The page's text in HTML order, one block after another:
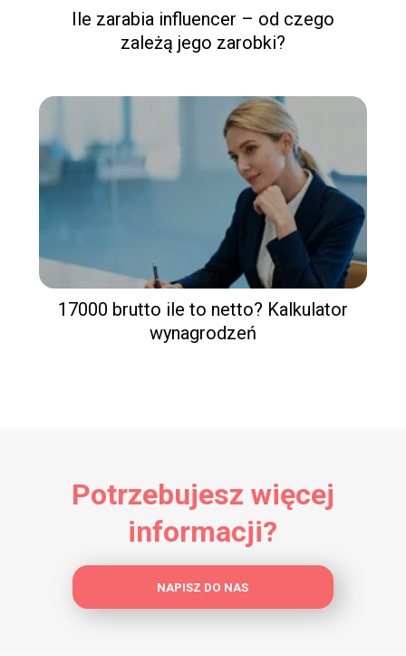
Ile zarabia influencer – od czego
zależą jego zarobki?
17000 brutto ile to netto? Kalkulator
wynagrodzeń
Potrzebujesz więcej
informacji?
NAPISZ DO NAS